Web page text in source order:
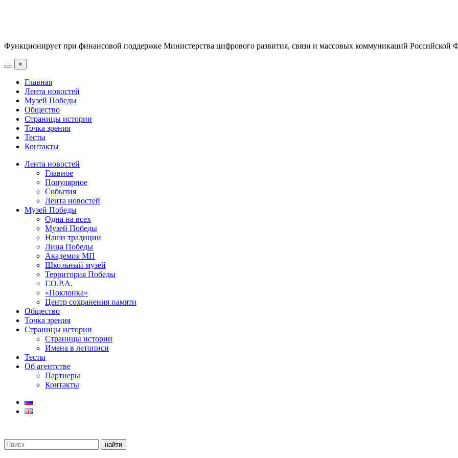
Функционирует при финансовой поддержке Министерства цифрового развития, связи и массовых коммуникаций Российской
×
Главная
Лента новостей
Музей Победы
Общество
Страницы истории
Точка зрения
Тесты
Контакты
Лента новостей
Главное
Популярное
События
Лента новостей
Музей Победы
Одна на всех
Музей Победы
Наши традиции
Лица Победы
Академия МП
Школьный музей
Территория Победы
Г.О.Р.А.
«Поклонка»
Центр сохранения памяти
Общество
Точка зрения
Страницы истории
Страницы истории
Имена в летописи
Тесты
Об агентстве
Партнеры
Контакты